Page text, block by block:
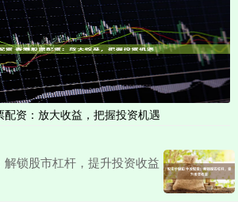
资：放大收益，把握投资机遇
锁股市杠杆，提升投资收益